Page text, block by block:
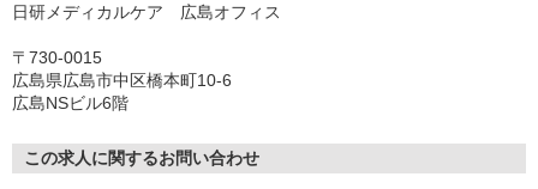
日研メディカルケア 広島オフィス
〒730-0015
広島県広島市中区橋本町10-6
広島NSビル6階
この求人に関するお問い合わせ